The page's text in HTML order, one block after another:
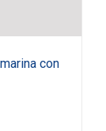
con